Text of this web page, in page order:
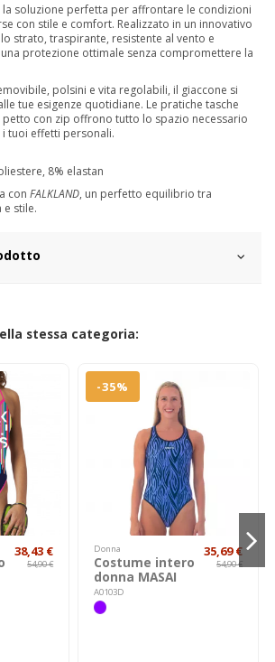
la soluzione perfetta per affrontare le condizioni
con stile e comfort. Realizzato in un innovativo
strato, traspirante, resistente al vento e
protezione ottimale senza compromettere la
polsini e vita regolabili, il giaccone si
tue esigenze quotidiane. Le pratiche tasche
petto con zip offrono tutto lo spazio necessario
tuoi effetti personali.
8% elastan
con FALKLAND, un perfetto equilibrio tra
e stile.
stessa categoria:
38,43 €
54,90 €
-35%
Donna
Costume intero
donna MASAI
A0103D
35,69 €
54,90 €